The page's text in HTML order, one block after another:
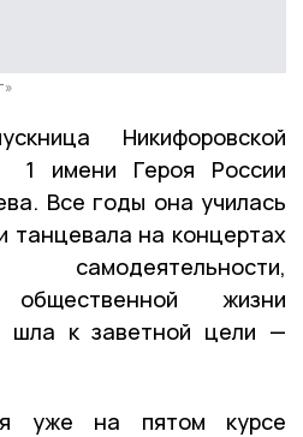
Никифоровской
имени Героя России
Все годы она училась
танцевала на концертах
самодеятельности,
жизни
шла к заветной цели —
уже на пятом курсе